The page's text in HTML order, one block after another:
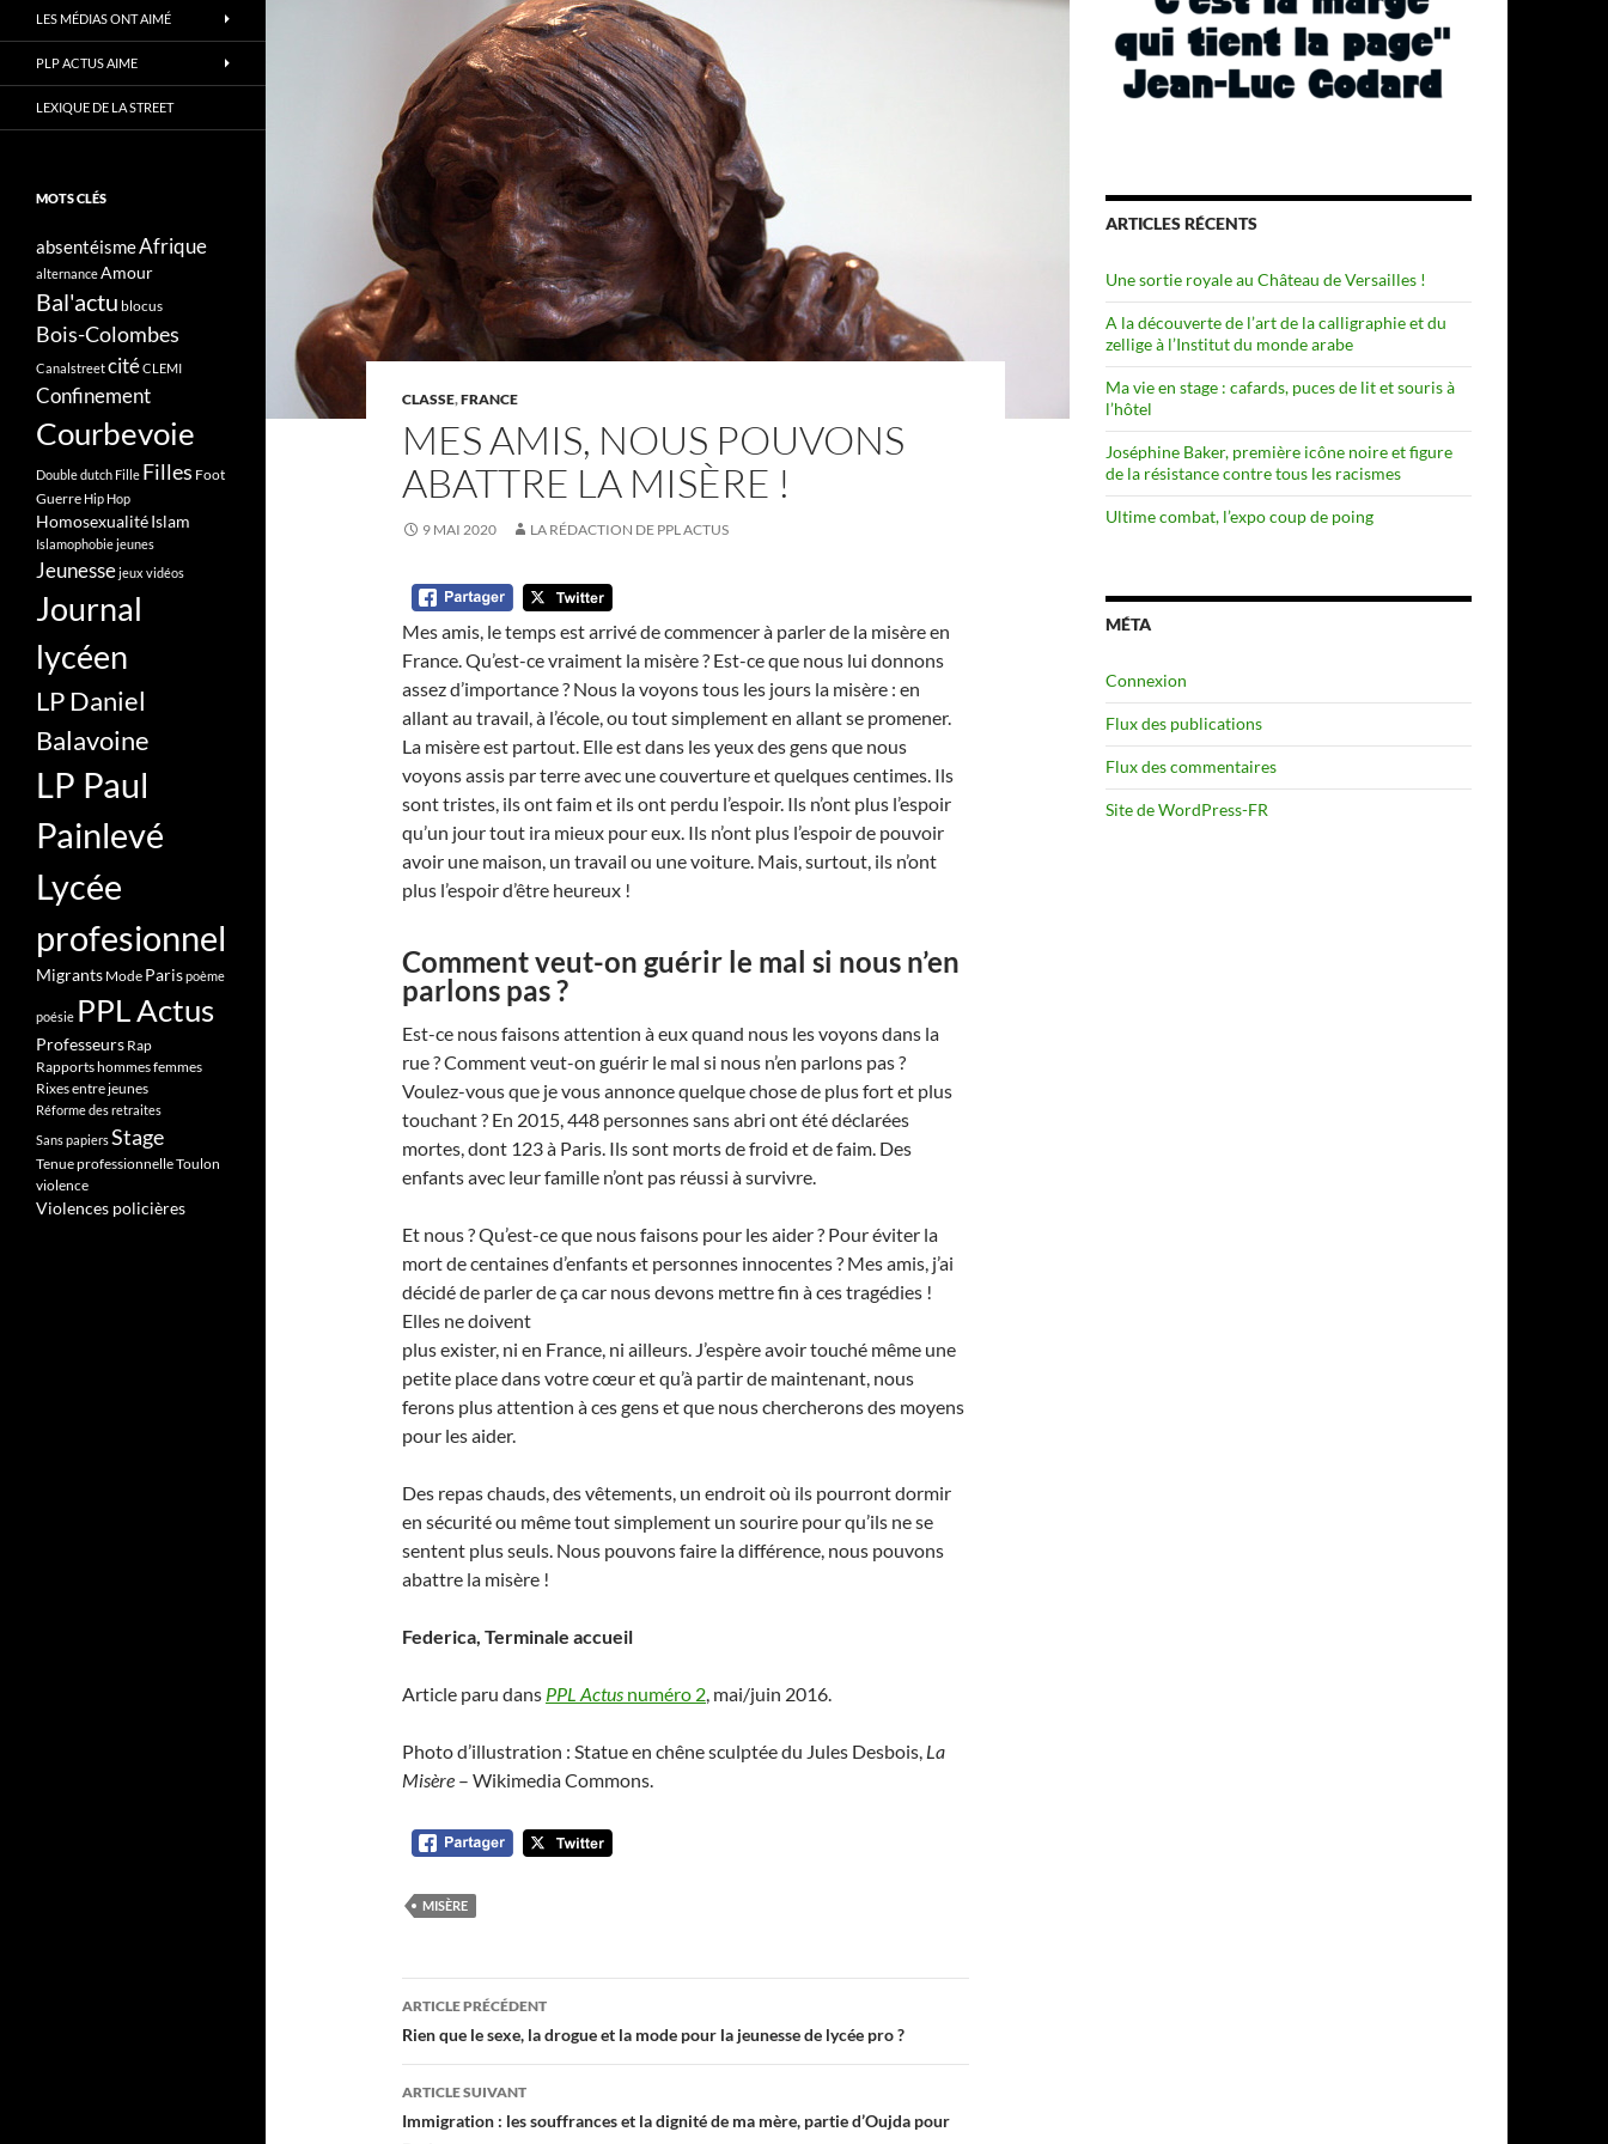
CLASSE,FRANCE
MES AMIS, NOUS POUVONS
ABATTRE LA MISÈRE !
9 MAI 2020 LA RÉDACTION DE PPL ACTUS
Mes amis, le temps est arrivé de commencer à parler de la misère en
France. Qu’est-ce vraiment la misère ? Est-ce que nous lui donnons
assez d’importance ? Nous la voyons tous les jours la misère : en
allant au travail, à l’école, ou tout simplement en allant se promener.
La misère est partout. Elle est dans les yeux des gens que nous
voyons assis par terre avec une couverture et quelques centimes. Ils
sont tristes, ils ont faim et ils ont perdu l’espoir. Ils n’ont plus l’espoir
qu’un jour tout ira mieux pour eux. Ils n’ont plus l’espoir de pouvoir
avoir une maison, un travail ou une voiture. Mais, surtout, ils n’ont
plus l’espoir d’être heureux !
Comment veut-on guérir le mal si nous n’en
parlons pas ?
Est-ce nous faisons attention à eux quand nous les voyons dans la
rue ? Comment veut-on guérir le mal si nous n’en parlons pas ?
Voulez-vous que je vous annonce quelque chose de plus fort et plus
touchant ? En 2015, 448 personnes sans abri ont été déclarées
mortes, dont 123 à Paris. Ils sont morts de froid et de faim. Des
enfants avec leur famille n’ont pas réussi à survivre.
Et nous ? Qu’est-ce que nous faisons pour les aider ? Pour éviter la
mort de centaines d’enfants et personnes innocentes ? Mes amis, j’ai
décidé de parler de ça car nous devons mettre fin à ces tragédies !
Elles ne doivent
plus exister, ni en France, ni ailleurs. J’espère avoir touché même une
petite place dans votre cœur et qu’à partir de maintenant, nous
ferons plus attention à ces gens et que nous chercherons des moyens
pour les aider.
Des repas chauds, des vêtements, un endroit où ils pourront dormir
en sécurité ou même tout simplement un sourire pour qu’ils ne se
sentent plus seuls. Nous pouvons faire la différence, nous pouvons
abattre la misère !
Federica, Terminale accueil
Article paru dans PPL Actus numéro 2, mai/juin 2016.
Photo d’illustration : Statue en chêne sculptée du Jules Desbois, La
Misère – Wikimedia Commons.
MISÈRE
Navigation
des
articles
ARTICLE PRÉCÉDENT
Rien que le sexe, la drogue et la mode pour la jeunesse de lycée pro ?
ARTICLE SUIVANT
Immigration : les souffrances et la dignité de ma mère, partie d’Oujda pour
ARTICLES RÉCENTS
Une sortie royale au Château de Versailles !
A la découverte de l’art de la calligraphie et du
zellige à l’Institut du monde arabe
Ma vie en stage : cafards, puces de lit et souris à
l’hôtel
Joséphine Baker, première icône noire et figure
de la résistance contre tous les racismes
Ultime combat, l’expo coup de poing
MÉTA
Connexion
Flux des publications
Flux des commentaires
Site de WordPress-FR
LES MÉDIAS ONT AIMÉ
PLP ACTUS AIME
LEXIQUE DE LA STREET
MOTS CLÉS
absentéismeAfrique
alternanceAmour
Bal'actu blocus
Bois-Colombes
CanalstreetcitéCLEMI
Confinement
Courbevoie
Double dutch Fille Filles Foot
Guerre Hip Hop
HomosexualitéIslam
Islamophobiejeunes
Jeunessejeux vidéos
Journal
lycéen
LP Daniel
Balavoine
LP Paul
Painlevé
Lycée
profesionnel
Migrants Mode Parispoème
poésie PPL Actus
Professeurs Rap
Rapports hommes femmes
Rixes entre jeunes
Réforme des retraites
Sans papiersStage
Tenue professionnelleToulon
violence
Violences policières